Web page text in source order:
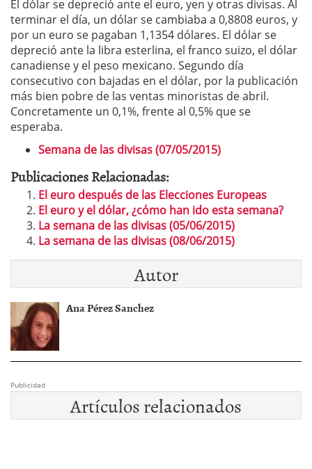
El dólar se depreció ante el euro, yen y otras divisas. Al
terminar el día, un dólar se cambiaba a 0,8808 euros, y
por un euro se pagaban 1,1354 dólares. El dólar se
depreció ante la libra esterlina, el franco suizo, el dólar
canadiense y el peso mexicano. Segundo día
consecutivo con bajadas en el dólar, por la publicación
más bien pobre de las ventas minoristas de abril.
Concretamente un 0,1%, frente al 0,5% que se
esperaba.
Semana de las divisas (07/05/2015)
Publicaciones Relacionadas:
El euro después de las Elecciones Europeas
El euro y el dólar, ¿cómo han ido esta semana?
La semana de las divisas (05/06/2015)
La semana de las divisas (08/06/2015)
Autor
Ana Pérez Sanchez
Publicidad
Artículos relacionados